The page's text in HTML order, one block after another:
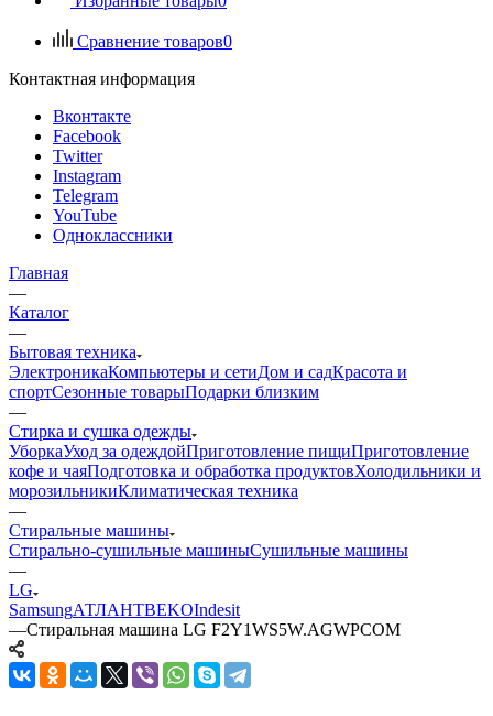
Сравнение товаров0
Контактная информация
Вконтакте
Facebook
Twitter
Instagram
Telegram
YouTube
Одноклассники
Главная
—
Каталог
—
Бытовая техника
ЭлектроникаКомпьютеры и сетиДом и садКрасота и
спортСезонные товарыПодарки близким
—
Стирка и сушка одежды
УборкаУход за одеждойПриготовление пищиПриготовление
кофе и чаяПодготовка и обработка продуктовХолодильники и
морозильникиКлиматическая техника
—
Стиральные машины
Стирально-сушильные машиныСушильные машины
—
LG
SamsungАТЛАНТBEKOIndesit
—Стиральная машина LG F2Y1WS5W.AGWPCOM